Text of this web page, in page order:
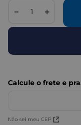
＋
－
Não sei meu CEP